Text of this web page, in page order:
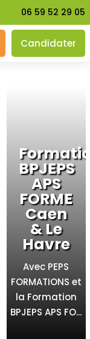
06 59 52 29 05
Candidater
BPJEPS
APS
FORME
Caen
& Le
Havre
Avec PEPS
FORMATIONS et
la Formation
BPJEPS APS FO...